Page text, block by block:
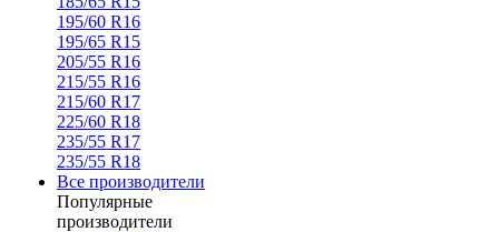
195/60 R16
195/65 R15
205/55 R16
215/55 R16
215/60 R17
225/60 R18
235/55 R17
235/55 R18
Все производители
Популярные
производители